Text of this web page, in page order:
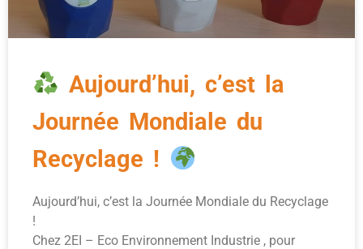
Aujourd’hui, c’est la
Journée Mondiale du
Recyclage !
Aujourd’hui, c’est la Journée Mondiale du Recyclage
!
Chez 2EI – Eco Environnement Industrie , pour